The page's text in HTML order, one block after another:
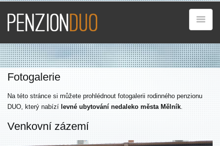
Fotogalerie
Na této stránce si můžete prohlédnout fotogalerii rodinného penzionu
DUO, který nabízí levné ubytování nedaleko města Mělník.
Venkovní zázemí